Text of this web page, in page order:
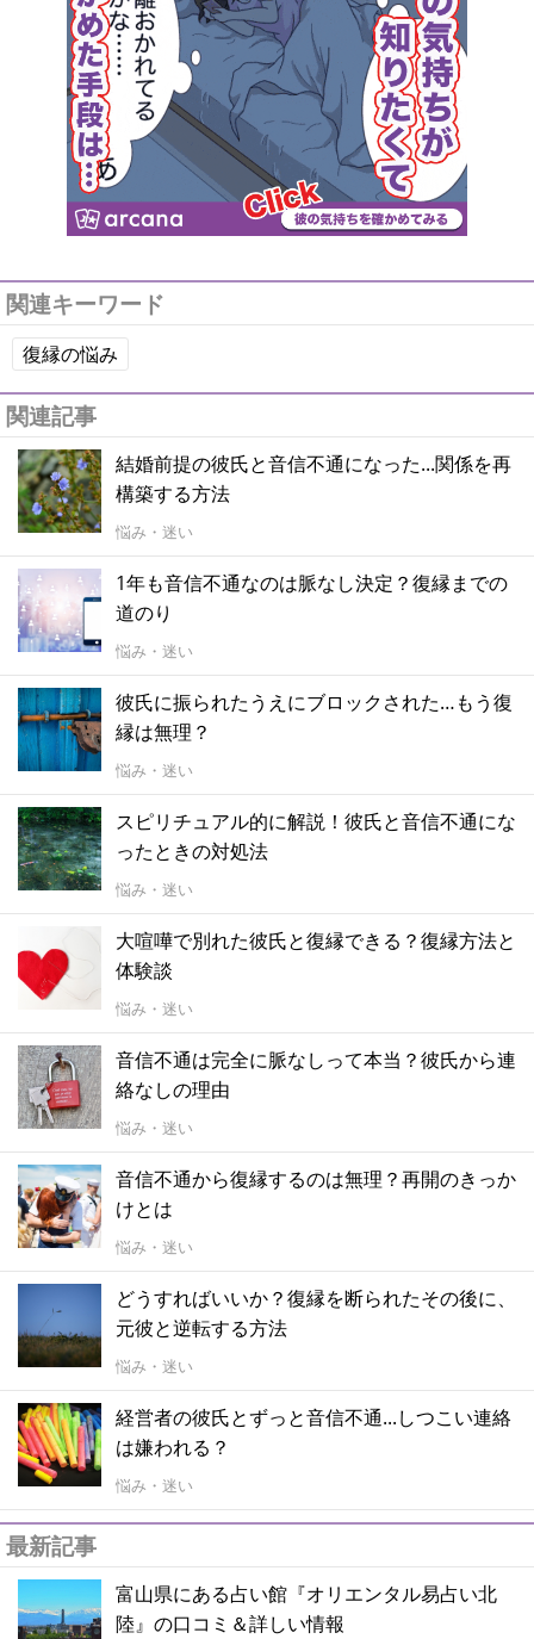
関連キーワード
復縁の悩み
関連記事
結婚前提の彼氏と音信不通になった...関係を再
構築する方法
悩み・迷い
1年も音信不通なのは脈なし決定？復縁までの
道のり
悩み・迷い
彼氏に振られたうえにブロックされた…もう復
縁は無理？
悩み・迷い
スピリチュアル的に解説！彼氏と音信不通にな
ったときの対処法
悩み・迷い
大喧嘩で別れた彼氏と復縁できる？復縁方法と
体験談
悩み・迷い
音信不通は完全に脈なしって本当？彼氏から連
絡なしの理由
悩み・迷い
音信不通から復縁するのは無理？再開のきっか
けとは
悩み・迷い
どうすればいいか？復縁を断られたその後に、
元彼と逆転する方法
悩み・迷い
経営者の彼氏とずっと音信不通...しつこい連絡
は嫌われる？
悩み・迷い
最新記事
富山県にある占い館『オリエンタル易占い北
陸』の口コミ＆詳しい情報